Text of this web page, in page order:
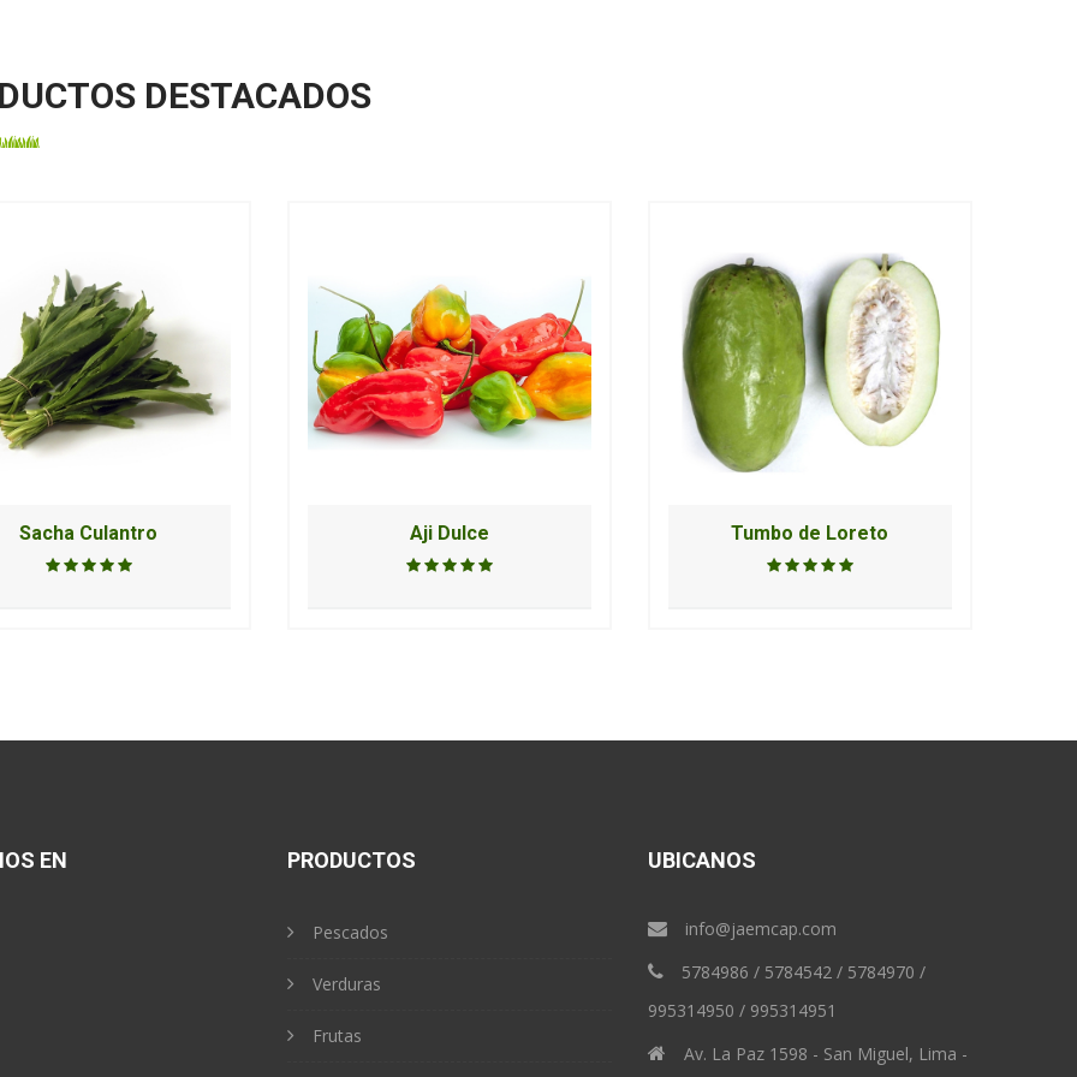
DESTACADOS
Sacha Culantro Aji Dulce Tumbo de Loreto
EN PRODUCTOS
Pescados
Verduras
Frutas
UBICANOS
info@jaemcap.com
5784986 / 5784542 / 5784970 /
995314950 / 995314951
Av. La Paz 1598 - San Miguel, Lima -